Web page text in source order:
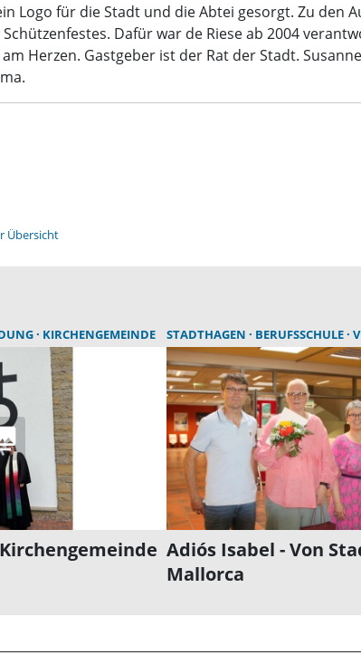
Logo für die Stadt und die Abtei gesorgt. Zu den
Dafür war de Riese ab 2004
Herzen. Gastgeber ist der Rat der Stadt.
Übersicht
KIRCHENGEMEINDE STADTHAGEN BERUFSSCHULE
Adiós Isabel - Von
Mallorca